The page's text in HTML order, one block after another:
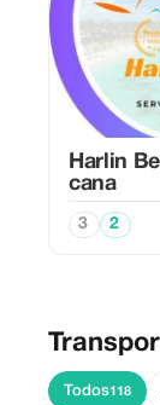
Harlin
cana
3 2
Todos118